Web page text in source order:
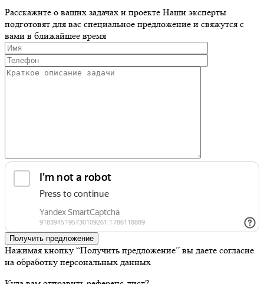
Расскажите о ваших задачах и проекте Наши эксперты
подготовят для вас специальное предложение и свяжутся с
вами в ближайшее время
Получить предложение
Нажимая кнопку “Получить предложение” вы даете согласие
на обработку персональных данных